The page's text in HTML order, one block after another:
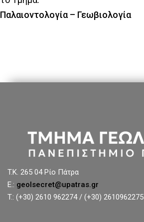
Παλαιοντολογία – Γεωβιολογία
T.K. 265 04 Ρίο Πάτρα
E.: geolsecret@upatras.gr
T.: (+30) 2610 962274 / (+30) 2610962275